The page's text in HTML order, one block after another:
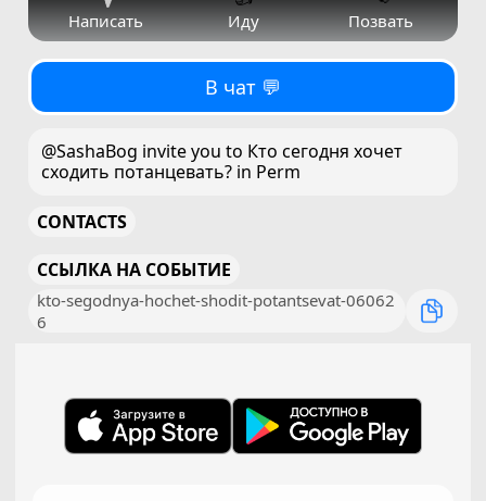
Написать Иду Позвать
В чат 💬
@SashaBog invite you to Кто сегодня хочет
сходить потанцевать? in Perm
CONTACTS
ССЫЛКА НА СОБЫТИЕ
kto-segodnya-hochet-shodit-potantsevat-06062
6